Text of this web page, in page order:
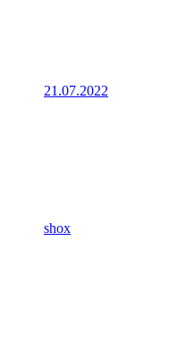
21.07.2022
shox